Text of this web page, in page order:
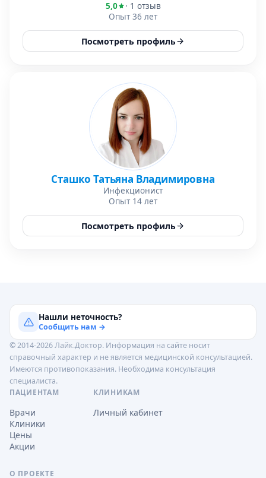
5,0
· 1 отзыв
Опыт 36 лет
Посмотреть профиль
Сташко Татьяна Владимировна
Инфекционист
Опыт 14 лет
Посмотреть профиль
Нашли неточность?
Сообщить нам →
© 2014-2026 Лайк.Доктор. Информация на сайте носит
справочный характер и не является медицинской консультацией.
Имеются противопоказания. Необходима консультация
специалиста.
ПАЦИЕНТАМ
Врачи
Клиники
Цены
Акции
КЛИНИКАМ
Личный кабинет
О ПРОЕКТЕ